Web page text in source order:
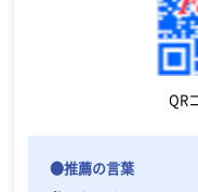
QR
●推薦の言葉